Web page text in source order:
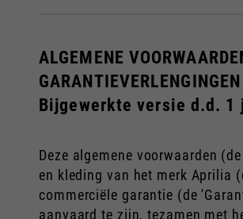
ALGEMENE
GARANTIEVERLENGINGEN
Bijgewerkte versie d.d. 1
Deze algemene voorwaarden
en kleding van het merk Aprilia
commerciële garantie (de
aanvaard te zijn, tezamen met
Italy